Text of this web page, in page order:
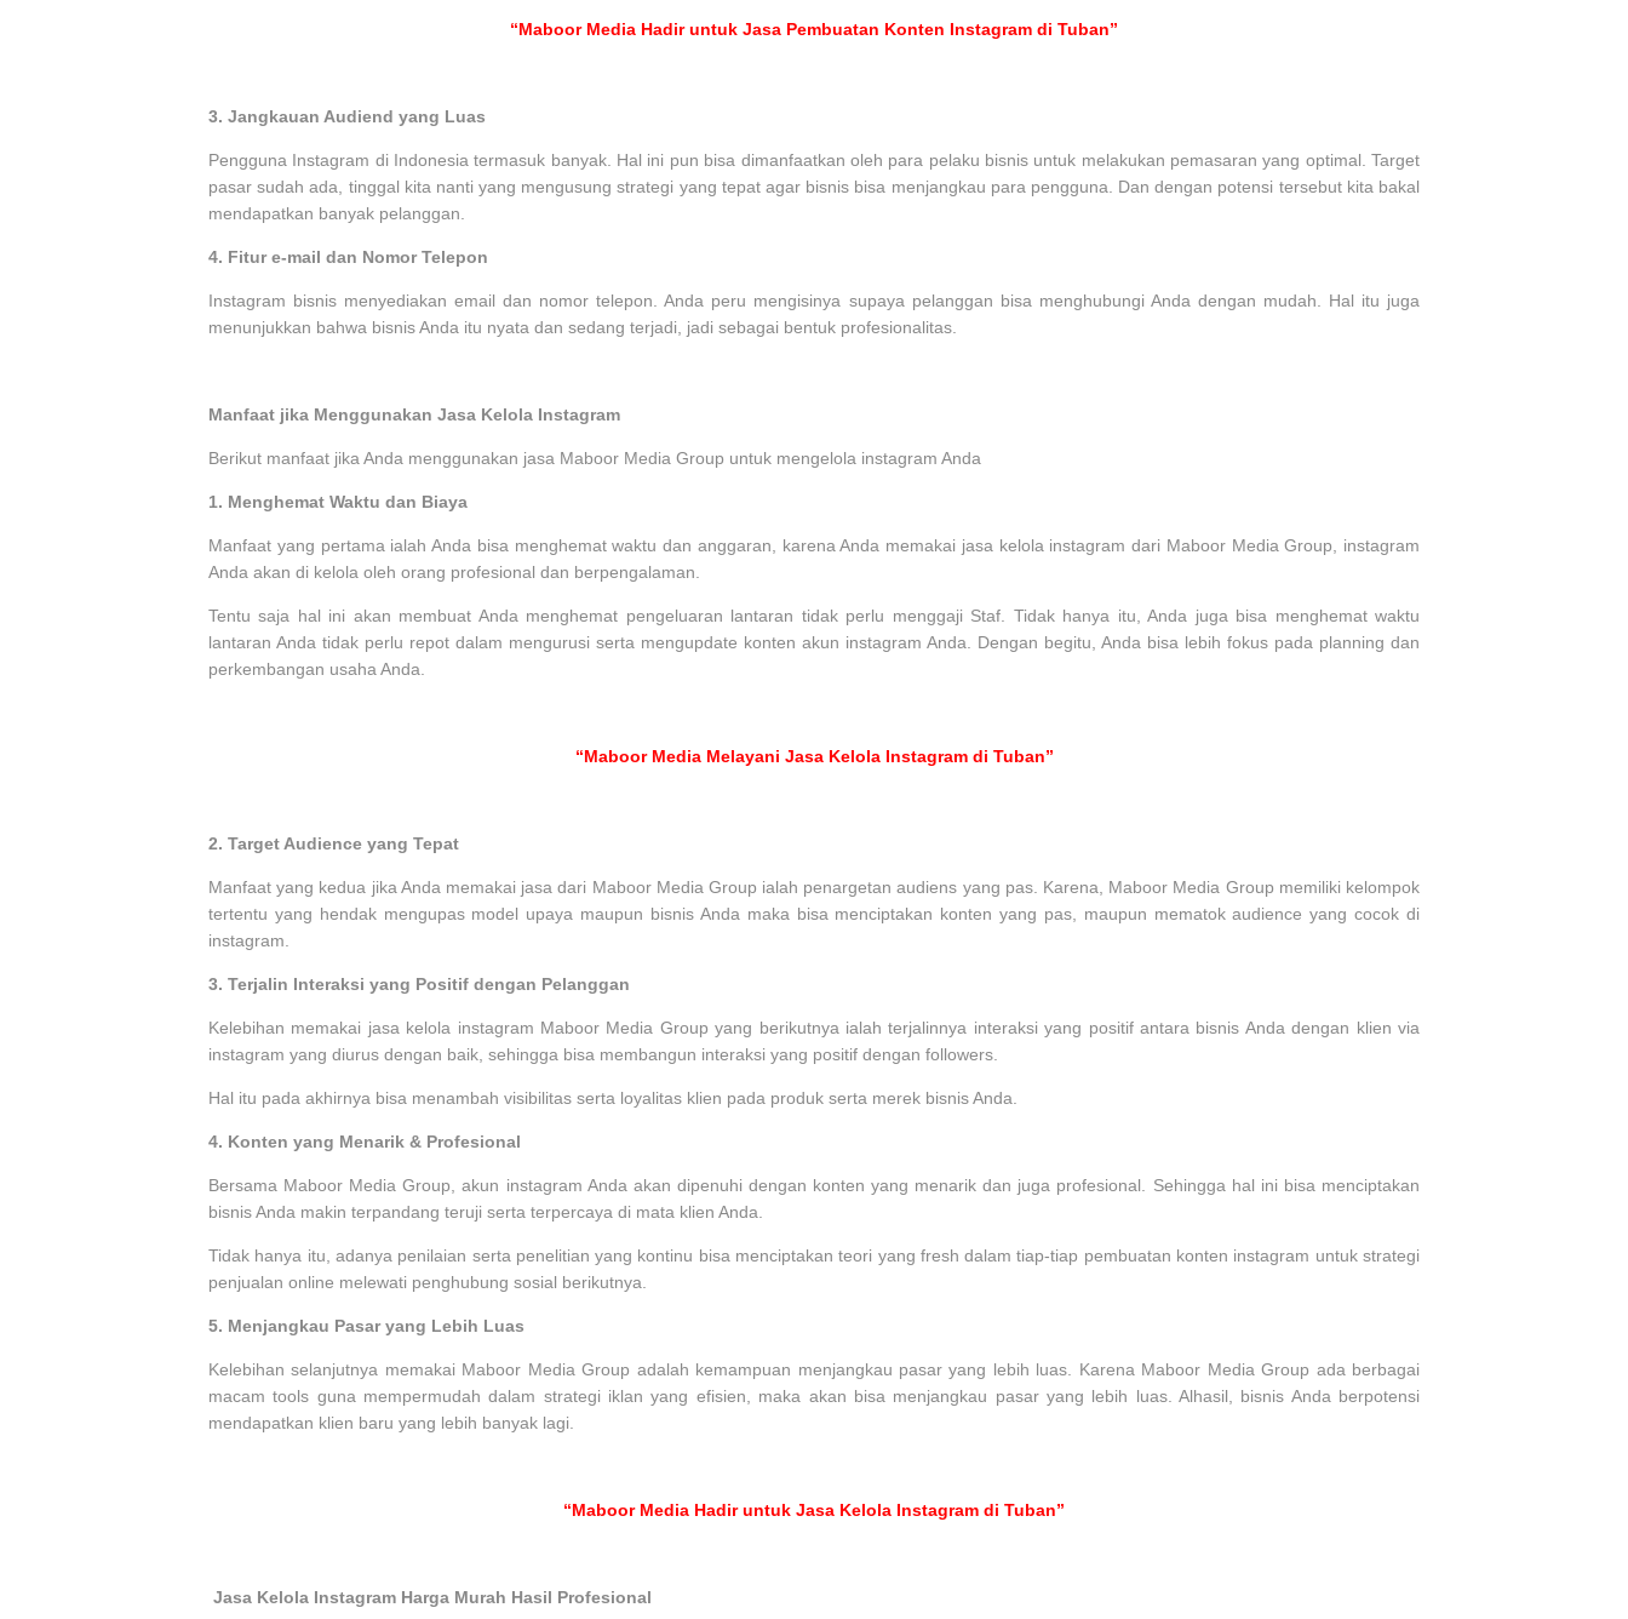
“Maboor Media Hadir untuk Jasa Pembuatan Konten Instagram di Tuban”
3. Jangkauan Audiend yang Luas
Pengguna Instagram di Indonesia termasuk banyak. Hal ini pun bisa dimanfaatkan oleh para pelaku bisnis untuk melakukan pemasaran yang optimal. Target
pasar sudah ada, tinggal kita nanti yang mengusung strategi yang tepat agar bisnis bisa menjangkau para pengguna. Dan dengan potensi tersebut kita bakal
mendapatkan banyak pelanggan.
4. Fitur e-mail dan Nomor Telepon
Instagram bisnis menyediakan email dan nomor telepon. Anda peru mengisinya supaya pelanggan bisa menghubungi Anda dengan mudah. Hal itu juga
menunjukkan bahwa bisnis Anda itu nyata dan sedang terjadi, jadi sebagai bentuk profesionalitas.
Manfaat jika Menggunakan Jasa Kelola Instagram
Berikut manfaat jika Anda menggunakan jasa Maboor Media Group untuk mengelola instagram Anda
1. Menghemat Waktu dan Biaya
Manfaat yang pertama ialah Anda bisa menghemat waktu dan anggaran, karena Anda memakai jasa kelola instagram dari Maboor Media Group, instagram
Anda akan di kelola oleh orang profesional dan berpengalaman.
Tentu saja hal ini akan membuat Anda menghemat pengeluaran lantaran tidak perlu menggaji Staf. Tidak hanya itu, Anda juga bisa menghemat waktu
lantaran Anda tidak perlu repot dalam mengurusi serta mengupdate konten akun instagram Anda. Dengan begitu, Anda bisa lebih fokus pada planning dan
perkembangan usaha Anda.
“Maboor Media Melayani Jasa Kelola Instagram di Tuban”
2. Target Audience yang Tepat
Manfaat yang kedua jika Anda memakai jasa dari Maboor Media Group ialah penargetan audiens yang pas. Karena, Maboor Media Group memiliki kelompok
tertentu yang hendak mengupas model upaya maupun bisnis Anda maka bisa menciptakan konten yang pas, maupun mematok audience yang cocok di
instagram.
3. Terjalin Interaksi yang Positif dengan Pelanggan
Kelebihan memakai jasa kelola instagram Maboor Media Group yang berikutnya ialah terjalinnya interaksi yang positif antara bisnis Anda dengan klien via
instagram yang diurus dengan baik, sehingga bisa membangun interaksi yang positif dengan followers.
Hal itu pada akhirnya bisa menambah visibilitas serta loyalitas klien pada produk serta merek bisnis Anda.
4. Konten yang Menarik & Profesional
Bersama Maboor Media Group, akun instagram Anda akan dipenuhi dengan konten yang menarik dan juga profesional. Sehingga hal ini bisa menciptakan
bisnis Anda makin terpandang teruji serta terpercaya di mata klien Anda.
Tidak hanya itu, adanya penilaian serta penelitian yang kontinu bisa menciptakan teori yang fresh dalam tiap-tiap pembuatan konten instagram untuk strategi
penjualan online melewati penghubung sosial berikutnya.
5. Menjangkau Pasar yang Lebih Luas
Kelebihan selanjutnya memakai Maboor Media Group adalah kemampuan menjangkau pasar yang lebih luas. Karena Maboor Media Group ada berbagai
macam tools guna mempermudah dalam strategi iklan yang efisien, maka akan bisa menjangkau pasar yang lebih luas. Alhasil, bisnis Anda berpotensi
mendapatkan klien baru yang lebih banyak lagi.
“Maboor Media Hadir untuk Jasa Kelola Instagram di Tuban”
Jasa Kelola Instagram Harga Murah Hasil Profesional